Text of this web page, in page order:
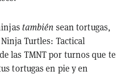
también sean tortugas,
Turtles: Tactical
las TMNT por turnos que te
tortugas en pie y en